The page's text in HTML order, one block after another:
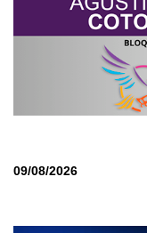
09/08/2026